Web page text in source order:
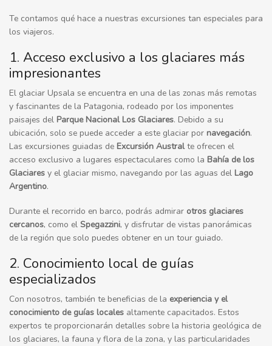
Te contamos qué hace a nuestras excursiones tan especiales para
los viajeros.
1. Acceso exclusivo a los glaciares más
impresionantes
El glaciar Upsala se encuentra en una de las zonas más remotas
y fascinantes de la Patagonia, rodeado por los imponentes
paisajes del Parque Nacional Los Glaciares. Debido a su
ubicación, solo se puede acceder a este glaciar por navegación.
Las excursiones guiadas de Excursión Australte ofrecen el
acceso exclusivo a lugares espectaculares como la Bahía de los
Glaciares y el glaciar mismo, navegando por las aguas del Lago
Argentino.
Durante el recorrido en barco, podrás admirar otros glaciares
cercanos, como el Spegazzini, y disfrutar de vistas panorámicas
de la región que solo puedes obtener en un tour guiado.
2. Conocimiento local de guías
especializados
Con nosotros, también te beneficias de la experiencia y el
conocimiento de guías locales altamente capacitados. Estos
expertos te proporcionarán detalles sobre la historia geológica de
los glaciares, la fauna y flora de la zona, y las particularidades